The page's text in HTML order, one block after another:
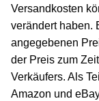
Versandkosten
verändert haben.
angegebenen
der Preis zum
Verkäufers. Als
Amazon und